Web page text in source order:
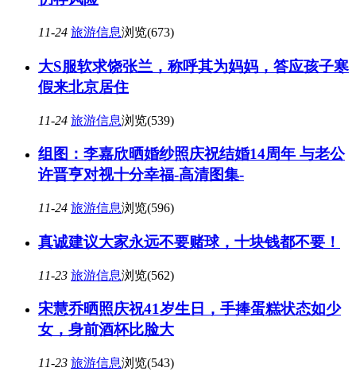
11-24 旅游信息浏览(673)
大S服软求饶张兰，称呼其为妈妈，答应孩子寒
假来北京居住
11-24 旅游信息浏览(539)
组图：李嘉欣晒婚纱照庆祝结婚14周年 与老公
许晋亨对视十分幸福-高清图集-
11-24 旅游信息浏览(596)
真诚建议大家永远不要赌球，十块钱都不要！
11-23 旅游信息浏览(562)
宋慧乔晒照庆祝41岁生日，手捧蛋糕状态如少
女，身前酒杯比脸大
11-23 旅游信息浏览(543)